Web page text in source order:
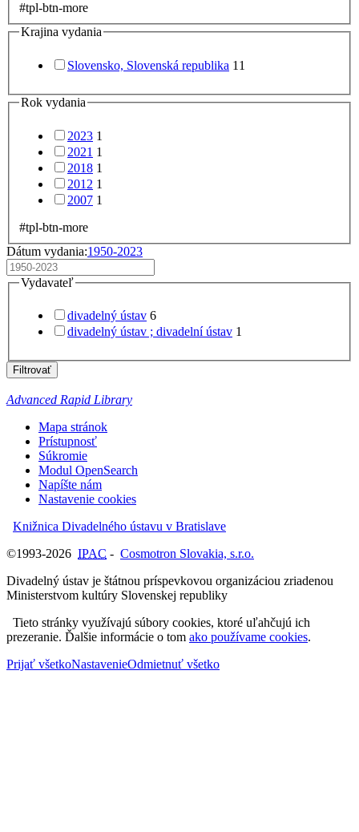
#tpl-btn-more
Krajina vydania
Slovensko, Slovenská republika 11
Rok vydania
2023 1
2021 1
2018 1
2012 1
2007 1
#tpl-btn-more
Dátum vydania:1950-2023
Vydavateľ
divadelný ústav 6
divadelný ústav ; divadelní ústav 1
Filtrovať
Advanced Rapid Library
Mapa stránok
Prístupnosť
Súkromie
Modul OpenSearch
Napíšte nám
Nastavenie cookies
Knižnica Divadelného ústavu v Bratislave
©1993-2026 IPAC - Cosmotron Slovakia, s.r.o.
Divadelný ústav je štátnou príspevkovou organizáciou zriadenou
Ministerstvom kultúry Slovenskej republiky
Tieto stránky využívajú súbory cookies, ktoré uľahčujú ich
prezeranie. Ďalšie informácie o tom ako používame cookies.
Prijať všetkoNastavenieOdmietnuť všetko